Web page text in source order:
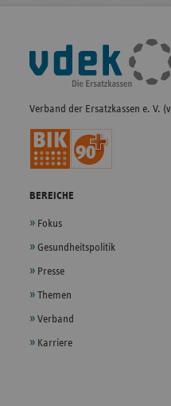
Fußleisten-
Navigation
Verband der Ersatzkassen e. V.
BEREICHE
Fokus
Gesundheitspolitik
Presse
Themen
Verband
Karriere